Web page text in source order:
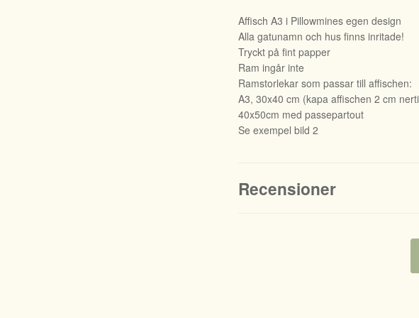
Affisch A3 i Pillowmines egen design
Alla gatunamn och hus finns inritade!
Tryckt på fint papper
Ram ingår inte
Ramstorlekar som passar till affischen:
A3, 30x40 cm (kapa affischen 2 cm
40x50cm med passepartout
Se exempel bild 2
Recensioner